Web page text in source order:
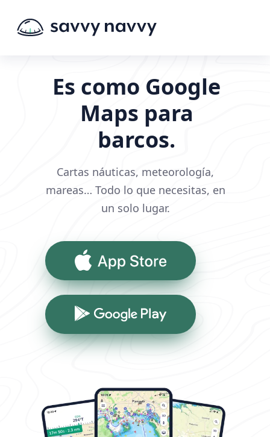
Es como Google
Maps para
barcos.
Cartas náuticas, meteorología,
mareas… Todo lo que necesitas, en
un solo lugar.
App Store
Google Play